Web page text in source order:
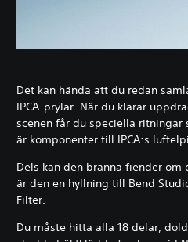
Det kan hända att du redan
IPCA-prylar. När du klarar
scenen får du speciella
är komponenter till IPCA:s
Dels kan den bränna fiender om
är den en hyllning till Bend
Filter.
Du måste hitta alla 18 delar,